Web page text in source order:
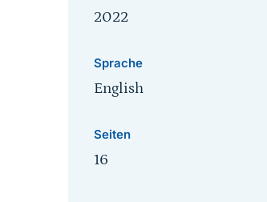
2022
Sprache
English
Seiten
16